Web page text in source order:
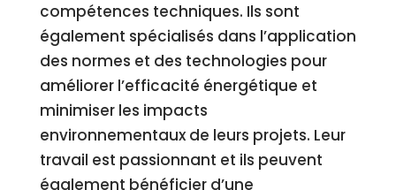
compétences techniques. Ils sont
également spécialisés dans l’application
des normes et des technologies pour
améliorer l’efficacité énergétique et
minimiser les impacts
environnementaux de leurs projets. Leur
travail est passionnant et ils peuvent
également bénéficier d’une